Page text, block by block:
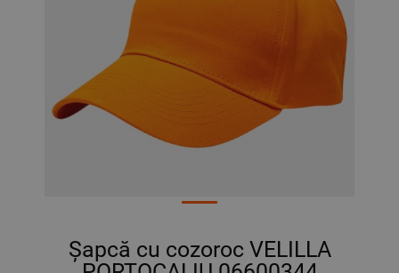
Șapcă cu cozoroc VELILLA